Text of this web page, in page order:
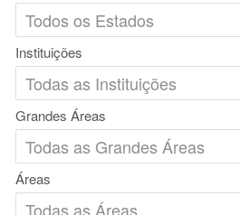
Instituições
Grandes Áreas
Áreas